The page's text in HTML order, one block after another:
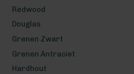
Redwood
Douglas
Grenen Zwart
Grenen Antraciet
Hardhout